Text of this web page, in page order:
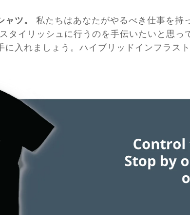
ャツ。 私たちはあなたがやるべき仕事を持
タイリッシュに行うのを手伝いたいと思っ
入れましょう。ハイブリッドインフラス